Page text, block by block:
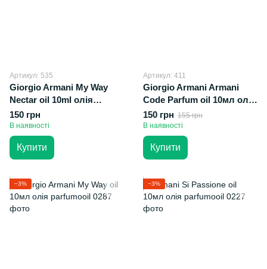
Артикул: 535
Giorgio Armani My Way
Nectar oil 10ml олія
абсолю
150 грн
В наявності
Купити
Артикул: 411
Giorgio Armani Armani
Code Parfum oil 10мл олія
абсолю
150 грн 155 грн
В наявності
Купити
−3% −3%